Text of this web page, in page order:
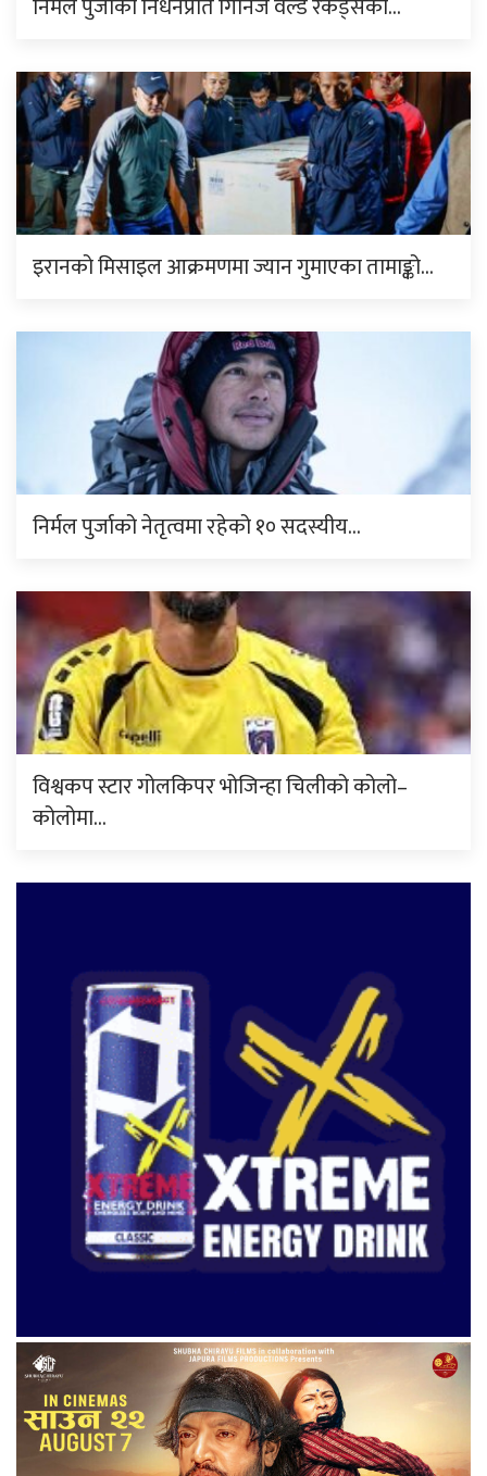
निर्मल पुर्जाको निधनप्रति गिनिज वर्ल्ड रेकर्ड्सको…
इरानको मिसाइल आक्रमणमा ज्यान गुमाएका तामाङ्को…
निर्मल पुर्जाको नेतृत्वमा रहेको १० सदस्यीय…
विश्वकप स्टार गोलकिपर भोजिन्हा चिलीको कोलो–
कोलोमा…